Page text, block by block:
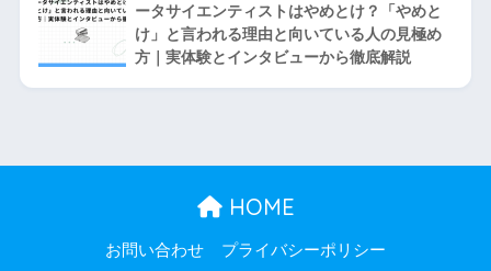
ータサイエンティストはやめとけ？「やめと
け」と言われる理由と向いている人の見極め
方｜実体験とインタビューから徹底解説
HOME
お問い合わせ プライバシーポリシー